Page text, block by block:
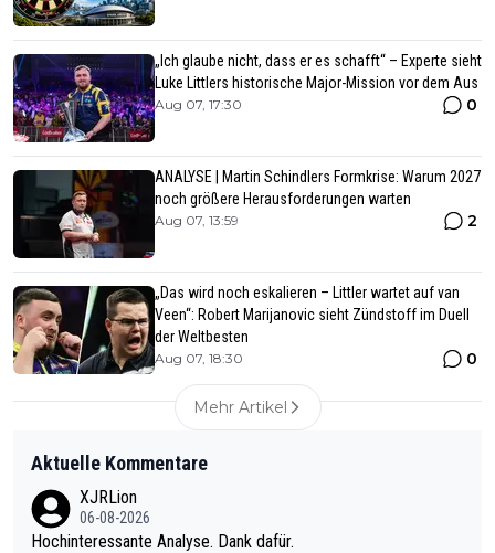
„Ich glaube nicht, dass er es schafft“ – Experte sieht
Luke Littlers historische Major-Mission vor dem Aus
Aug 07, 17:30 0
ANALYSE | Martin Schindlers Formkrise: Warum 2027
noch größere Herausforderungen warten
Aug 07, 13:59 2
„Das wird noch eskalieren – Littler wartet auf van
Veen“: Robert Marijanovic sieht Zündstoff im Duell
der Weltbesten
Aug 07, 18:30 0
Mehr Artikel
Aktuelle Kommentare
XJRLion
06-08-2026
Hochinteressante Analyse. Dank dafür.